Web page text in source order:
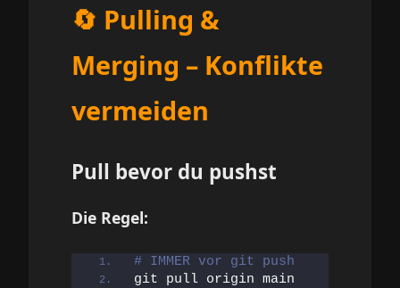
🔄 Pulling &
Merging – Konflikte
vermeiden
Pull bevor du pushst
Die Regel:
# IMMER vor git push
git pull origin main